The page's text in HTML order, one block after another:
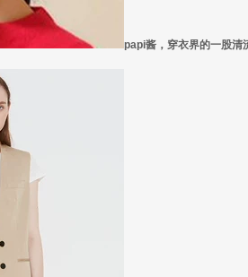
价廉的衣服，平常往往一件两三百的衣服，都